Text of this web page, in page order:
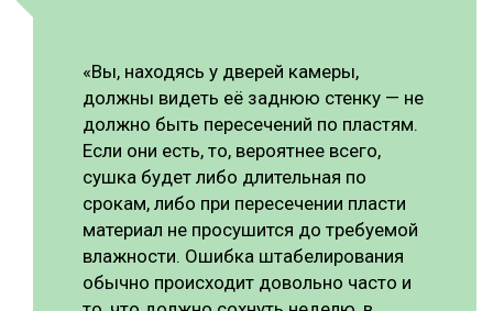
«Вы, находясь у дверей камеры,
должны видеть её заднюю стенку — не
должно быть пересечений по пластям.
Если они есть, то, вероятнее всего,
сушка будет либо длительная по
срокам, либо при пересечении пласти
материал не просушится до требуемой
влажности. Ошибка штабелирования
обычно происходит довольно часто и